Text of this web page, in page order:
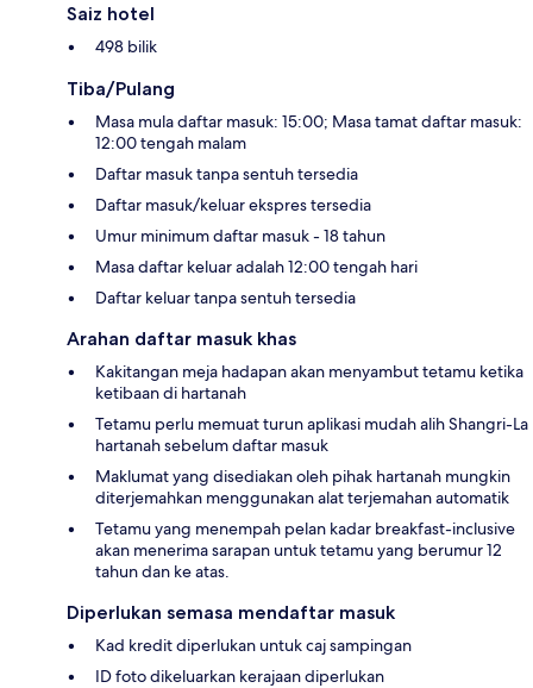
Saiz hotel
498 bilik
Tiba/Pulang
Masa mula daftar masuk: 15:00; Masa tamat daftar masuk:
12:00 tengah malam
Daftar masuk tanpa sentuh tersedia
Daftar masuk/keluar ekspres tersedia
Umur minimum daftar masuk - 18 tahun
Masa daftar keluar adalah 12:00 tengah hari
Daftar keluar tanpa sentuh tersedia
Arahan daftar masuk khas
Kakitangan meja hadapan akan menyambut tetamu ketika
ketibaan di hartanah
Tetamu perlu memuat turun aplikasi mudah alih Shangri-La
hartanah sebelum daftar masuk
Maklumat yang disediakan oleh pihak hartanah mungkin
diterjemahkan menggunakan alat terjemahan automatik
Tetamu yang menempah pelan kadar breakfast-inclusive
akan menerima sarapan untuk tetamu yang berumur 12
tahun dan ke atas.
Diperlukan semasa mendaftar masuk
Kad kredit diperlukan untuk caj sampingan
ID foto dikeluarkan kerajaan diperlukan